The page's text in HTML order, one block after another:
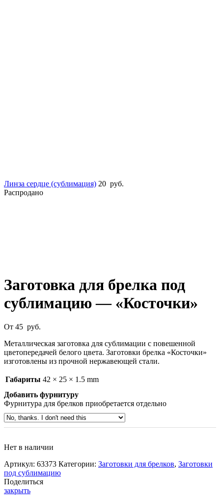
Линза сердце (сублимация) 20 руб.
Распродано
Заготовка для брелка под
сублимацию — «Косточки»
От 45 руб.
Металлическая заготовка для сублимации с повешенной
цветопередачей белого цвета. Заготовки брелка «Косточки»
изготовлены из прочной нержавеющей стали.
Габариты 42 × 25 × 1.5 mm
Добавить фурнитуру
Фурнитура для брелков приобретается отдельно
Нет в наличии
Артикул: 63373 Категории: Заготовки для брелков, Заготовки
под сублимацию
Поделиться
закрыть